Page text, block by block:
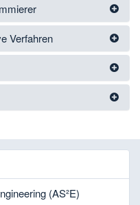
Verfahren
(AS²E)